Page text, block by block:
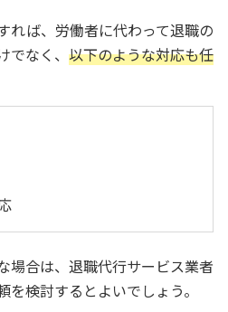
れば、労働者に代わって退職の
なく、 以下のような対応も任
場合は、退職代行サービス業者
検討するとよいでしょう。